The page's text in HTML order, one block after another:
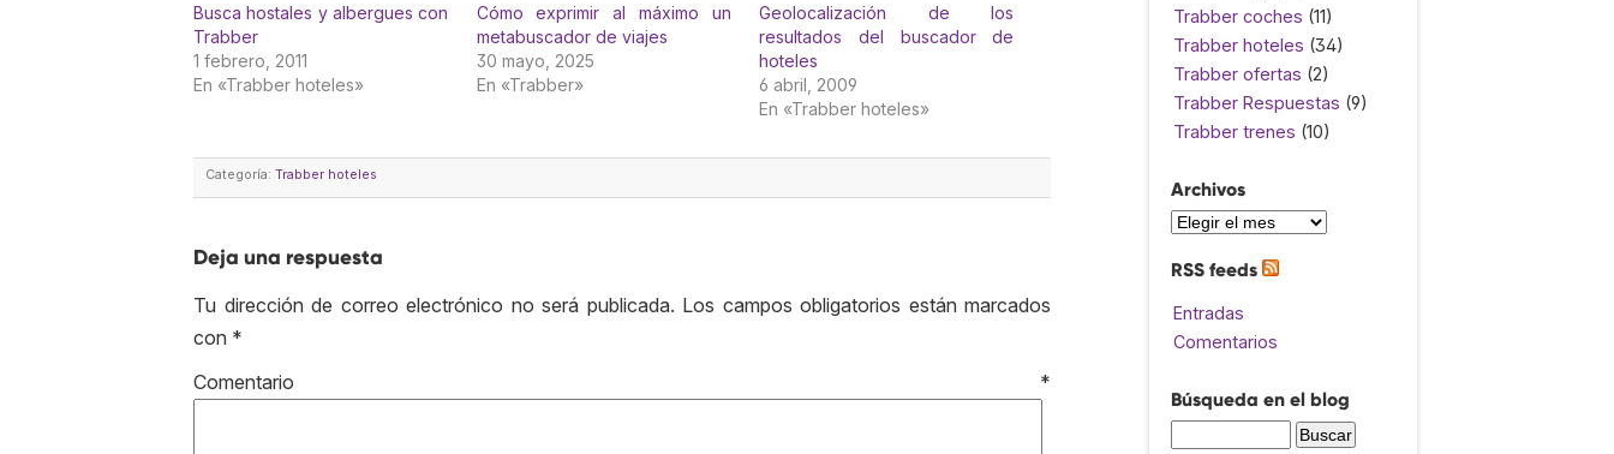
Busca hostales y albergues con
Trabber
1 febrero, 2011
En «Trabber hoteles»
Cómo exprimir al máximo un
metabuscador de viajes
30 mayo, 2025
En «Trabber»
Geolocalización de los
resultados del buscador de
hoteles
6 abril, 2009
En «Trabber hoteles»
Categoría: Trabber hoteles
Deja una respuesta
Tu dirección de correo electrónico no será publicada. Los campos obligatorios están marcados
con *
Comentario *
Trabber coches (11)
Trabber hoteles (34)
Trabber ofertas (2)
Trabber Respuestas (9)
Trabber trenes (10)
Archivos
RSS feeds
Entradas
Comentarios
Búsqueda en el blog